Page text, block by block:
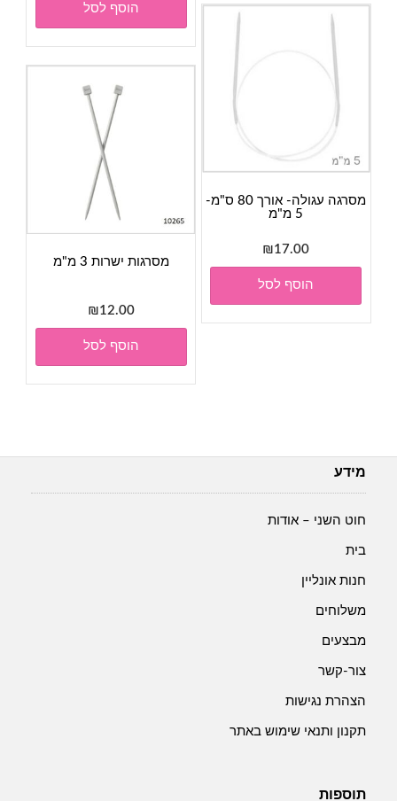
הוסף לסל
מסרגה עגולה- אורך 80 ס"מ-
5 מ"מ
₪17.00
הוסף לסל
מסרגות ישרות 3 מ"מ
₪12.00
הוסף לסל
מידע
חוט השני – אודות
בית
חנות אונליין
משלוחים
מבצעים
צור-קשר
הצהרת נגישות
תקנון ותנאי שימוש באתר
תוספות